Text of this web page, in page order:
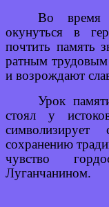
Во время
окунуться в
почтить память
ратным
и возрождают
Урок
стоял у
символизирует
сохранению
чувство
Луганчанином.